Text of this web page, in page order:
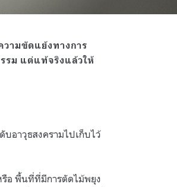
วามขัดแย้งทางการ
รม แต่แท้จริงแล้วให้
อาวุธสงครามไปเก็บไว้
อ พื้นที่ที่มีการตัดไม้พยุง